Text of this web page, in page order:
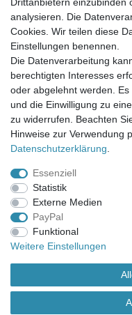
Mein Merkzettel
Mein Konto
UNSER
Gottlieb-Daimler-Str. 10
33334 Gütersloh
ÖFFNUNGSZEITEN
Montag - Dienstag: 8.00
Donnerstag: 8.00 -
KUNDENSERVICE
Telefon: (05241) 403 22
E-Mail:
Alle Preise inklusive
zuzüglich
analysieren. Die
Cookies. Wir teilen diese
Einstellungen benennen.
Die Datenverarbeitung
berechtigten Interesses
oder abgelehnt werden.
und die Einwilligung zu
zu widerrufen. Beachten
Hinweise zur Verwendung
Daten­schutz­erklärung
Essenziell
Statistik
Externe Medien
PayPal
Funktional
Weitere Einstellungen